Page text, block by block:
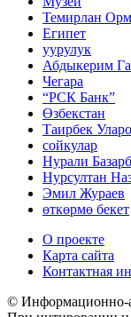
Темирлан
Египет
уурулук
Абдыкерим
Чегара
“РСК Банк”
Өзбекстан
Таирбек
сойкулар
Нурали
Нурсултан
Эмил Жураев
өткөрмө бекет
О проекте
Карта сайта
Контактная
© Информационно-